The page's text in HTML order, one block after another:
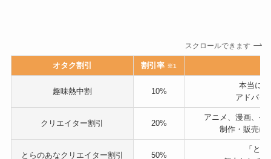
スクロールできます
オタク割引 割引率 ※1
趣味熱中割 10%
本当に
アドバイ
クリエイター割引 20%
アニメ、漫画、ゲ
制作・販売に
とらのあなクリエイター割引 50%
「と